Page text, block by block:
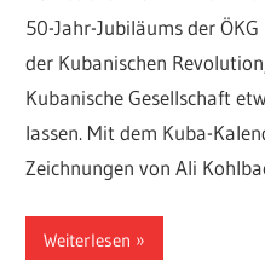
50-Jahr-Jubiläums der
der Kubanischen
Kubanische Gesellschaft
lassen. Mit dem Kuba-
Zeichnungen von Ali
Weiterlesen